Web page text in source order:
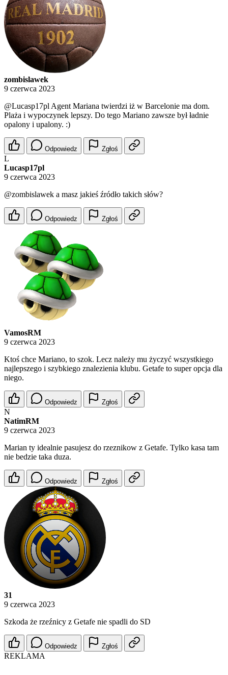
zombislawek
9 czerwca 2023
@Lucasp17pl Agent Mariana twierdzi iż w Barcelonie ma dom.
Plaża i wypoczynek lepszy. Do tego Mariano zawsze był ładnie
opalony i upalony. :)
Odpowiedz Zgłoś
L
Lucasp17pl
9 czerwca 2023
@zombislawek a masz jakieś źródło takich słów?
Odpowiedz Zgłoś
VamosRM
9 czerwca 2023
Ktoś chce Mariano, to szok. Lecz należy mu życzyć wszystkiego
najlepszego i szybkiego znalezienia klubu. Getafe to super opcja dla
niego.
Odpowiedz Zgłoś
N
NatimRM
9 czerwca 2023
Marian ty idealnie pasujesz do rzeznikow z Getafe. Tylko kasa tam
nie bedzie taka duza.
Odpowiedz Zgłoś
31
9 czerwca 2023
Szkoda że rzeźnicy z Getafe nie spadli do SD
Odpowiedz Zgłoś
REKLAMA